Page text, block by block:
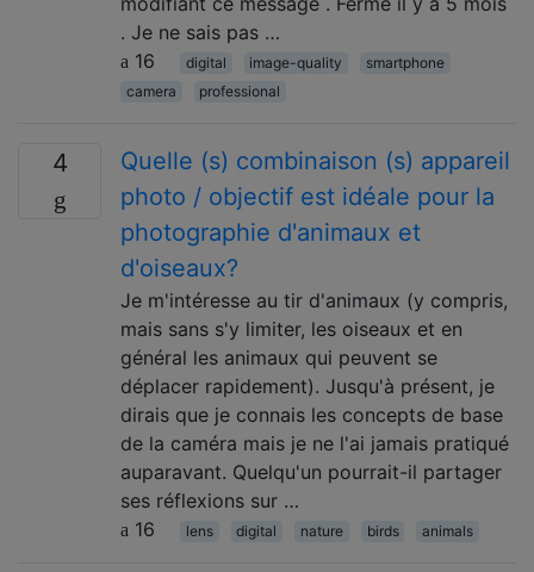
. Je ne sais pas …
16
digital image-quality
smartphone
camera
professional
4
Quelle (s) combinaison (s) appareil
photo / objectif est idéale pour la
photographie d'animaux et
d'oiseaux?
Je m'intéresse au tir d'animaux (y compris,
mais sans s'y limiter, les oiseaux et en
général les animaux qui peuvent se
déplacer rapidement). Jusqu'à présent, je
dirais que je connais les concepts de base
de la caméra mais je ne l'ai jamais pratiqué
auparavant. Quelqu'un pourrait-il partager
ses réflexions sur …
16
lens digital nature birds animals